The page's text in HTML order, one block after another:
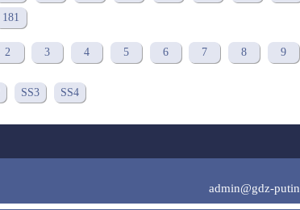
181
2 3 4 5 6 7 8 9
SS3 SS4
admin@gdz-